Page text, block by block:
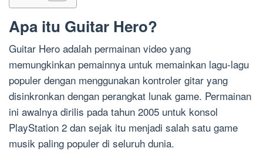
Apa itu Guitar Hero?
Guitar Hero adalah permainan video yang
memungkinkan pemainnya untuk memainkan lagu-lagu
populer dengan menggunakan kontroler gitar yang
disinkronkan dengan perangkat lunak game. Permainan
ini awalnya dirilis pada tahun 2005 untuk konsol
PlayStation 2 dan sejak itu menjadi salah satu game
musik paling populer di seluruh dunia.